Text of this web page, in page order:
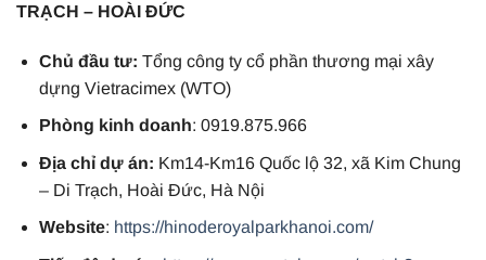
TRẠCH – HOÀI ĐỨC
Chủ đầu tư: Tổng công ty cổ phần thương mại xây
dựng Vietracimex (WTO)
Phòng kinh doanh: 0919.875.966
Địa chỉ dự án: Km14-Km16 Quốc lộ 32, xã Kim Chung
– Di Trạch, Hoài Đức, Hà Nội
Website: https://hinoderoyalparkhanoi.com/